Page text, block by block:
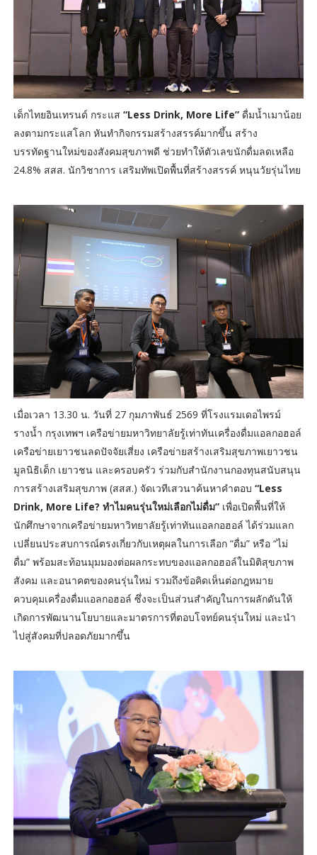
เด็กไทยอินเทรนด์ กระแส “Less Drink, More Life”ดื่มน้ำเมาน้อย
ลงตามกระแสโลก หันทำกิจกรรมสร้างสรรค์มากขึ้น สร้าง
บรรทัดฐานใหม่ของสังคมสุขภาพดี ช่วยทำให้ตัวเลขนักดื่มลดเหลือ
24.8% สสส. นักวิชาการ เสริมทัพเปิดพื้นที่สร้างสรรค์ หนุนวัยรุ่นไทย
เมื่อเวลา 13.30 น. วันที่ 27 กุมภาพันธ์ 2569 ที่โรงแรมเดอไพรม์
รางน้ำ กรุงเทพฯ เครือข่ายมหาวิทยาลัยรู้เท่าทันเครื่องดื่มแอลกอฮอล์
เครือข่ายเยาวชนลดปัจจัยเสี่ยง เครือข่ายสร้างเสริมสุขภาพเยาวชน
มูลนิธิเด็ก เยาวชน และครอบครัว ร่วมกับสำนักงานกองทุนสนับสนุน
การสร้างเสริมสุขภาพ (สสส.) จัดเวทีเสวนาค้นหาคำตอบ “Less
Drink, More Life? ทำไมคนรุ่นใหม่เลือกไม่ดื่ม” เพื่อเปิดพื้นที่ให้
นักศึกษาจากเครือข่ายมหาวิทยาลัยรู้เท่าทันแอลกอฮอล์ ได้ร่วมแลก
เปลี่ยนประสบการณ์ตรงเกี่ยวกับเหตุผลในการเลือก “ดื่ม” หรือ “ไม่
ดื่ม” พร้อมสะท้อนมุมมองต่อผลกระทบของแอลกอฮอล์ในมิติสุขภาพ
สังคม และอนาคตของคนรุ่นใหม่ รวมถึงข้อคิดเห็นต่อกฎหมาย
ควบคุมเครื่องดื่มแอลกอฮอล์ ซึ่งจะเป็นส่วนสำคัญในการผลักดันให้
เกิดการพัฒนานโยบายและมาตรการที่ตอบโจทย์คนรุ่นใหม่ และนำ
ไปสู่สังคมที่ปลอดภัยมากขึ้น